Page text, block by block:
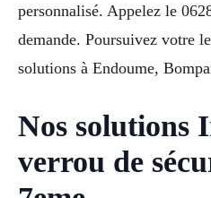
personnalisé. Appelez le
demande. Poursuivez votre
solutions à Endoume,
Nos solutions
verrou de